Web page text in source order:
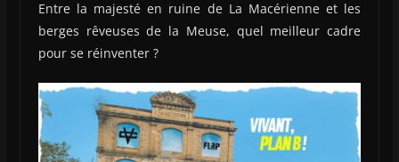
Entre la majesté en ruine de La Macérienne et les
berges rêveuses de la Meuse, quel meilleur cadre
pour se réinventer ?